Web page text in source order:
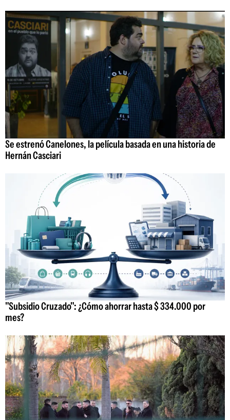
Se estrenó Canelones, la película basada en una historia de
Hernán Casciari
"Subsidio Cruzado": ¿Cómo ahorrar hasta $ 334.000 por
mes?